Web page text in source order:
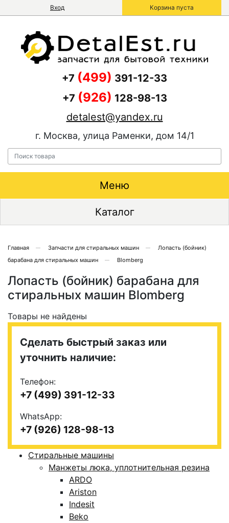
Вход Корзина пуста
+7 (499) 391-12-33
+7 (926) 128-98-13
detalest@yandex.ru
г. Москва, улица Раменки, дом 14/1
Меню
Каталог
Главная Запчасти для стиральных машин
Лопасть (бойник)
барабана для стиральных машин
Blomberg
Лопасть (бойник) барабана для
стиральных машин Blomberg
Товары не найдены
Сделать быстрый заказ или
уточнить наличие:
Телефон:
+7 (499) 391-12-33
WhatsApp:
+7 (926) 128-98-13
Стиральные машины
Манжеты люка, уплотнительная резина
ARDO
Ariston
Indesit
Beko